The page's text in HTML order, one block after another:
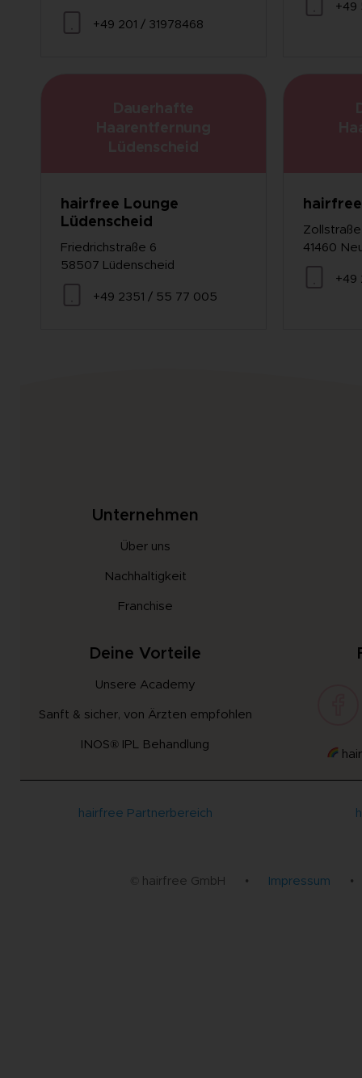
+49 201 / 31978468
+49
hairfree Lounge
Lüdenscheid
Friedrichstraße 6
58507 Lüdenscheid
+49 2351 / 55 77 005
41460
+49
Unternehmen
Über uns
Nachhaltigkeit
Franchise
Deine Vorteile
Unsere Academy
Sanft & sicher, von Ärzten empfohlen
INOS® IPL Behandlung
hairfree Partnerbereich
© hairfree GmbH • Impressum •